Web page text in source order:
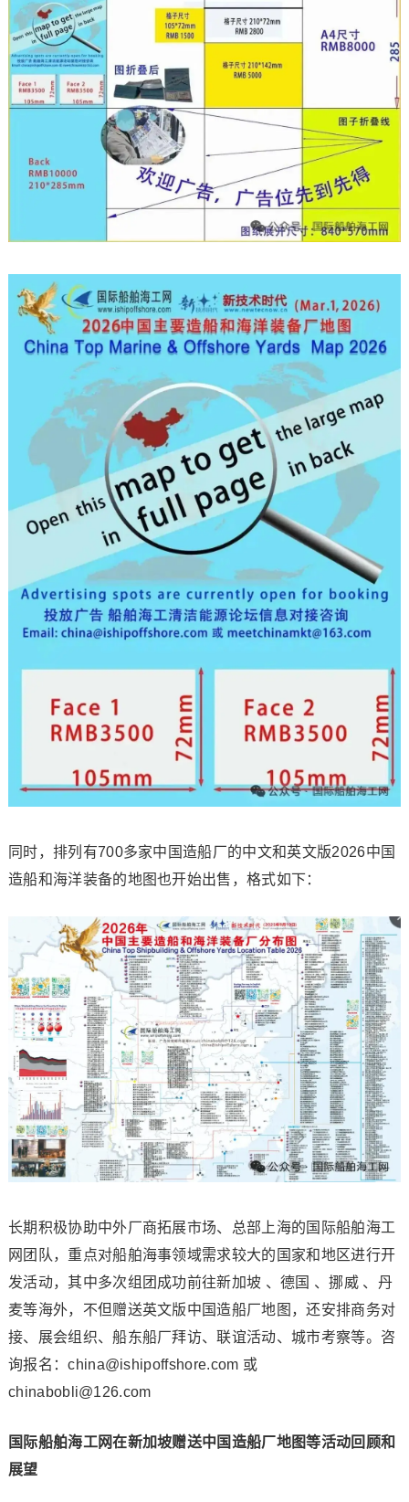
同时，排列有700多家中国造船厂的中文和英文版2026中国
造船和海洋装备的地图也开始出售，格式如下：
长期积极协助中外厂商拓展市场、总部上海的国际船舶海工
网团队，重点对船舶海事领域需求较大的国家和地区进行开
发活动，其中多次组团成功前往新加坡 、德国 、挪威 、丹
麦等海外，不但赠送英文版中国造船厂地图，还安排商务对
接、展会组织、船东船厂拜访、联谊活动、城市考察等。咨
询报名：china@ishipoffshore.com 或
chinabobli@126.com
国际船舶海工网在新加坡赠送中国造船厂地图等活动回顾和
展望